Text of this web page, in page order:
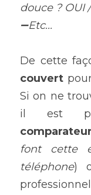
douce ? OUI
➖Etc...
De cette
couvert
Si on ne
comparateur
font cette
téléphone)